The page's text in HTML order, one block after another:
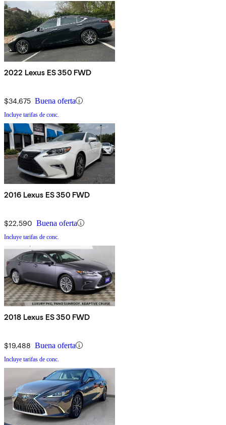
2022 Lexus ES 350 FWD
$34,675 Buena oferta
Incluye tarifas de conc.
2016 Lexus ES 350 FWD
$22,590 Buena oferta
Incluye tarifas de conc.
2018 Lexus ES 350 FWD
$19,488 Buena oferta
Incluye tarifas de conc.